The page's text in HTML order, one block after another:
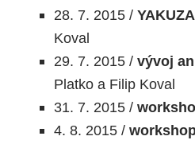
28. 7. 2015 /
Koval
29. 7. 2015 / vývoj
Platko a Filip Koval
31. 7. 2015 /
4. 8. 2015 /